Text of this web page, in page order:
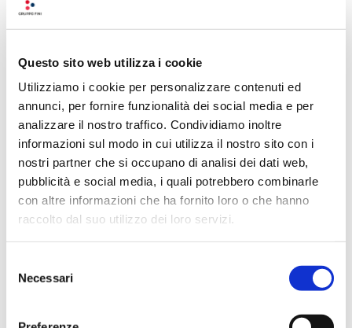
Questo sito web utilizza i cookie
Utilizziamo i cookie per personalizzare contenuti ed
annunci, per fornire funzionalità dei social media e per
analizzare il nostro traffico. Condividiamo inoltre
informazioni sul modo in cui utilizza il nostro sito con i
nostri partner che si occupano di analisi dei dati web,
pubblicità e social media, i quali potrebbero combinarle
con altre informazioni che ha fornito loro o che hanno
raccolto dal suo utilizzo dei loro servizi.
delNecessari
Brodo di carne: proprietà e
varianti
Ilbrodo di carne è un prodotto alimentare
molto semplice da preparare e utile per
insaporire risotti, minestre e zuppe di ogni
genere.
Il gusto del brodo di carne varia a seconda del
tipo e pezzo di carne che si sceglie di utilizzare.
Tra imigliori brodi di carne, consigliamo il
brodo di pollo, il brodo di gallina e, infine, il